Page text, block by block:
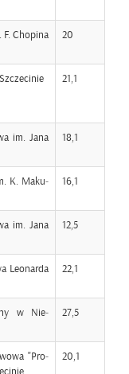
F. Cho­pi­na
20
21,1
im. Jana
18,1
K. Ma­ku­
16,1
im. Jana
12,5
Le­onar­da
22,1
w Nie­
27,5
"Pro­
20,1